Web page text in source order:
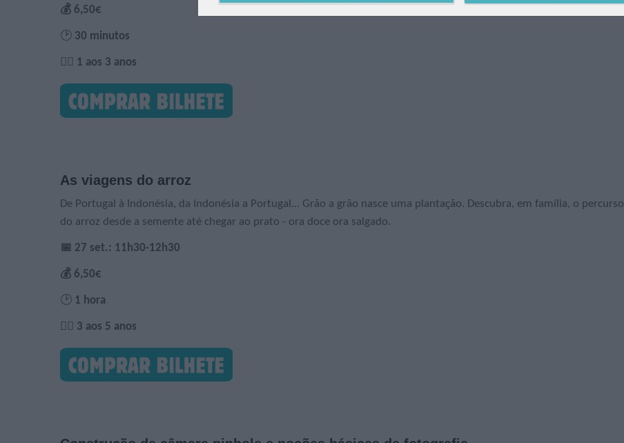
💰 6,50€
🕑 30 minutos
🙋‍♀️ 1 aos 3 anos
As viagens do arroz
De Portugal à Indonésia, da Indonésia a Portugal... Grão a grão nasce uma plantação. Descubra, em família, o percurso
do arroz desde a semente até chegar ao prato - ora doce ora salgado.
📅 27 set.: 11h30-12h30
💰 6,50€
🕑 1 hora
🙋‍♀️ 3 aos 5 anos